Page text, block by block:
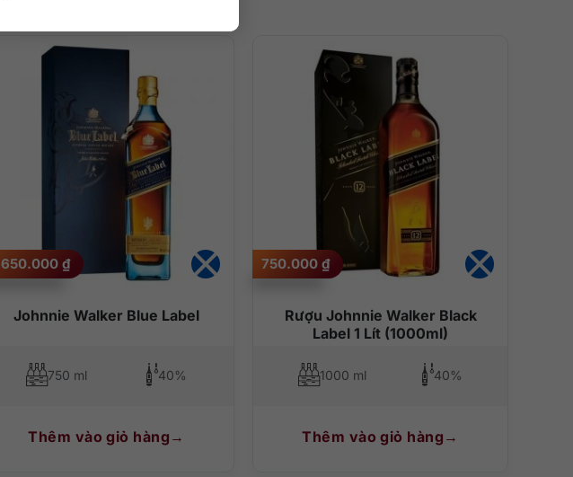
đặc hòa quyện cùng hương vị ngọt ngào của mật ong cùng sự tươi mát của cam
Johnnie Walker Blue Label
₫
750 ml 40%
Thêm vào giỏ hàng
Rượu Johnnie Walker Black
Label 1 Lít (1000ml)
750.000 ₫
1000 ml 40%
Thêm vào giỏ hàng